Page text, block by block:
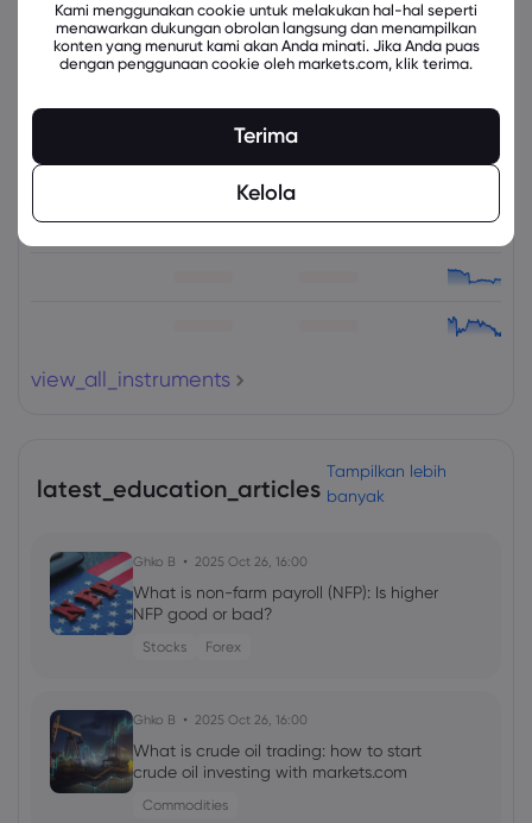
view_all_instruments
latest_education_articles
Tampilkan lebih
banyak
Ghko B 2025 Oct 26, 16:00
What is non-farm payroll (NFP): Is higher
NFP good or bad?
Stocks Forex
Ghko B 2025 Oct 26, 16:00
What is crude oil trading: how to start
crude oil investing with markets.com
Commodities
Kami menggunakan cookie untuk melakukan hal-hal seperti
menawarkan dukungan obrolan langsung dan menampilkan
konten yang menurut kami akan Anda minati. Jika Anda puas
dengan penggunaan cookie oleh markets.com, klik terima.
Terima
Kelola